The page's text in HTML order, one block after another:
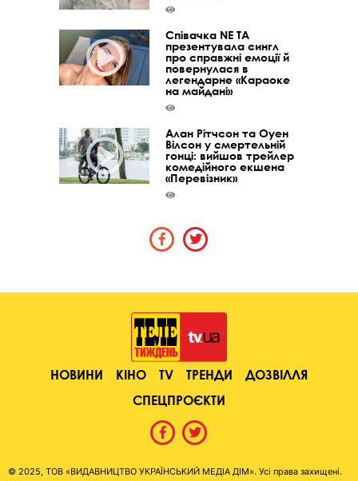
Співачка NE TA
презентувала сингл
про справжні емоції й
повернулася в
легендарне «Караоке
на майдані»
Алан Рітчсон та Оуен
Вілсон у смертельній
гонці: вийшов трейлер
комедійного екшена
«Перевізник»
НОВИНИ КІНО TV ТРЕНДИ
ДОЗВІЛЛЯ
СПЕЦПРОЄКТИ
© 2025, ТОВ «ВИДАВНИЦТВО УКРАЇНСЬКИЙ МЕДІА ДІМ». Усі права захищені.